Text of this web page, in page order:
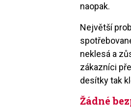
naopak.
Největší
neklesá a
zákazníci
desítky tak
Žádné